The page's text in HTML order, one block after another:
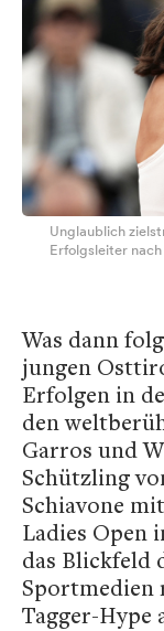
Unglaublich
Erfolgsleiter
Was dann
jungen
Erfolgen in
den
Garros und
Schützling
Schiavone
Ladies Open
das Blickfeld
Sportmedien
Tagger-Hype